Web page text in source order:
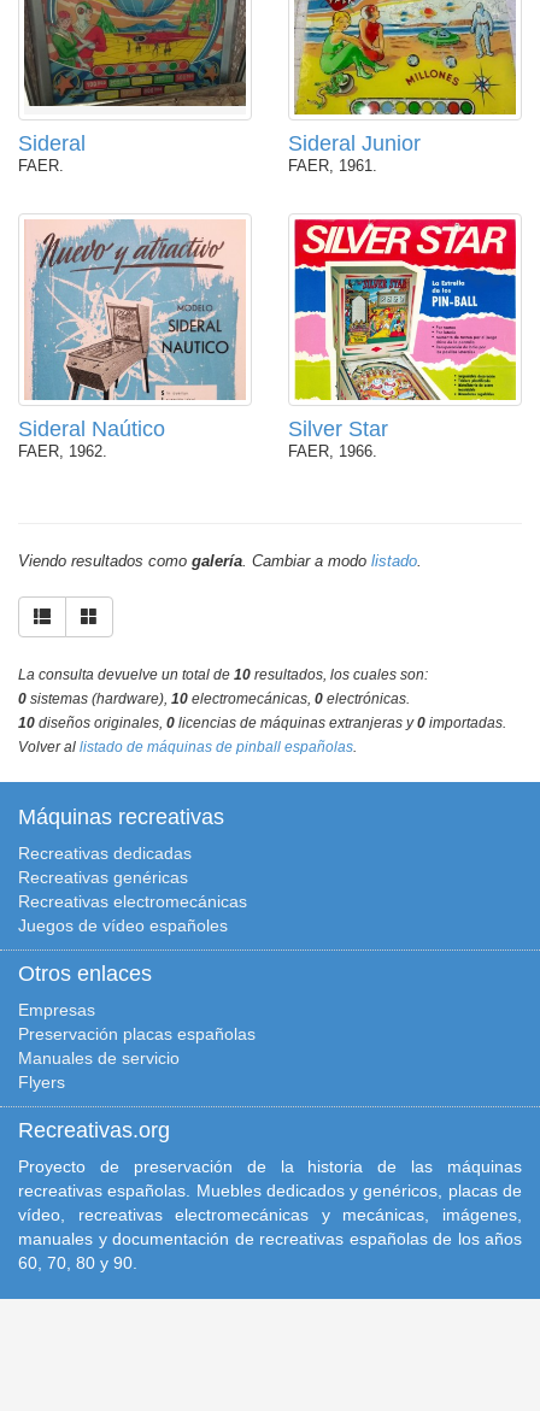
Sideral
FAER.
Sideral Junior
FAER, 1961.
Sideral Naútico
FAER, 1962.
Silver Star
FAER, 1966.
Viendo resultados como galería. Cambiar a modo listado.
La consulta devuelve un total de 10 resultados, los cuales son:
0 sistemas (hardware), 10 electromecánicas, 0 electrónicas.
10 diseños originales, 0 licencias de máquinas extranjeras y0 importadas.
Volver al listado de máquinas de pinball españolas.
Máquinas recreativas
Recreativas dedicadas
Recreativas genéricas
Recreativas electromecánicas
Juegos de vídeo españoles
Otros enlaces
Empresas
Preservación placas españolas
Manuales de servicio
Flyers
Recreativas.org
Proyecto de preservación de la historia de las máquinas
recreativas españolas. Muebles dedicados y genéricos, placas de
vídeo, recreativas electromecánicas y mecánicas, imágenes,
manuales y documentación de recreativas españolas de los años
60, 70, 80 y 90.